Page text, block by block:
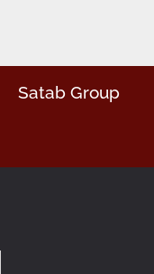
Satab Group